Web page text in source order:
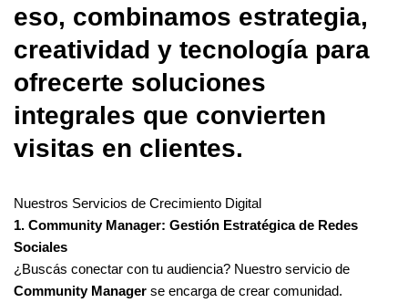
eso, combinamos estrategia,
creatividad y tecnología para
ofrecerte soluciones
integrales que convierten
visitas en clientes.
Nuestros Servicios de Crecimiento Digital
1. Community Manager: Gestión Estratégica de Redes
Sociales
¿Buscás conectar con tu audiencia? Nuestro servicio de
Community Manager se encarga de crear comunidad.